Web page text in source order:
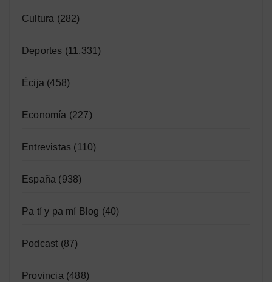
Cultura (282)
Deportes (11.331)
Écija (458)
Economía (227)
Entrevistas (110)
España (938)
Pa tí y pa mí Blog (40)
Podcast (87)
Provincia (488)